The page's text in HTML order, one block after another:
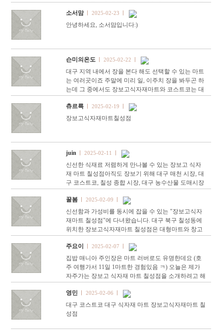
고민할 때는 많은 분들이 대구 코스트코를 떠올리실거
에요! …
소서맘 2025-02-23
안녕하세요, 소서맘입니다:)
슨미의온도 2025-02-22
대구 지역 내에서 장을 본다 해도 선택할 수 있는 마트
는 여러곳이죠 주말에 미리 일, 이주치 장을 봐두곤 하
는데 그 중에서도 장보고식자재마트와 코스트코는 대
구 주민들이 자주 찾는 곳으로 유명하죠 ​
츄르륵
2025-02-19
장보고식자재마트칠성점
juin 2025-02-11
신선한 식재료 저렴하게 만나볼 수 있는 장보고 식자
재 마트 칠성점 ​ ​ ​ ​ ​ ​ ​ ​ 아직도 장보기 위해 대구 매천 시장, 대
구 코스트코, 칠성 종합 시장, 대구 농수산물 도매시장
힘들게 발걸음 하시나요? …
꿀봄
2025-02-09
신선함과 가성비를 동시에 잡을 수 있는 "장보고식자
재마트 칠성점"에 다녀왔습니다. 대구 북구 칠성동에
위치한 장보고식자재마트 칠성점은 대형마트와 창고
형 할인점의 장점을 결합한 곳입니다. 여기는 일반 가
정은 물론,…
주요이 2025-02-07
집밥 매니아 주인장은 마트 러버로도 유명한데요 (호
주 여행가서 11일 1마트한 경험있음 ㅋ) 오늘은 제가
자주가는 장보고 식자재 마트 칠성점을 소개하려고 해
요!
영민
2025-02-06
대구 코스트코 대구 식자재 마트 장보고식자재마트 칠
성점